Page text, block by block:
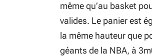
même qu’au basket
valides. Le panier est
la même hauteur que
géants de la NBA, à